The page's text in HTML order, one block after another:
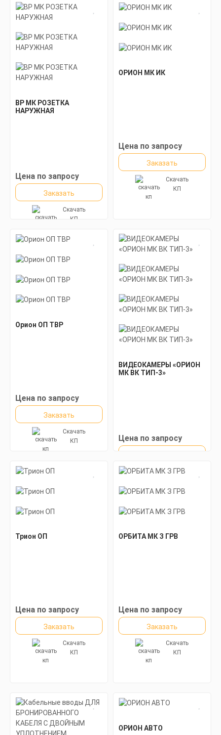
ВР МК РОЗЕТКА
НАРУЖНАЯ
Цена по запросу
Заказать
Скачать
КП
ОРИОН МК ИК
Цена по запросу
Заказать
Скачать
КП
Орион ОП ТВР
Цена по запросу
Заказать
Скачать
КП
ВИДЕОКАМЕРЫ «ОРИОН
МК ВК ТИП-3»
Цена по запросу
Скачать
Трион ОП
Цена по запросу
Заказать
Скачать
КП
ОРБИТА МК З ГРВ
Цена по запросу
Заказать
Скачать
КП
ОРИОН АВТО